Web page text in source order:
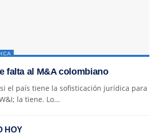
falta al M&A colombiano
el país tiene la sofisticación jurídica para
la tiene. Lo...
HOY